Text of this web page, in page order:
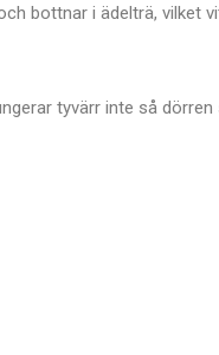
bottnar i ädelträ, vilket
tyvärr inte så dörren